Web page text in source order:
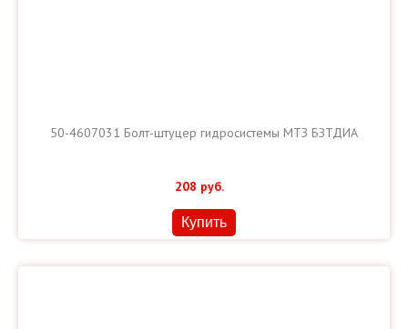
50-4607031 Болт-штуцер гидросистемы МТЗ БЗТДИА
208 руб.
Купить